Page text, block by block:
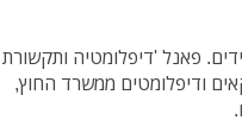
פאנל 'דיפלומטיה ותקשורת
ודיפלומטים ממשרד החוץ,